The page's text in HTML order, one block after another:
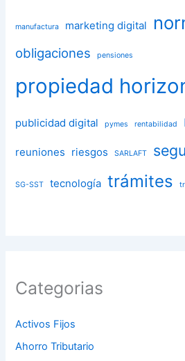
manufactura marketing digital
obligaciones pensiones
propiedad
publicidad digital pymes rentabilidad
reuniones riesgos SARLAFT
SG-SST tecnología trámites
Categorias
Activos Fijos
Ahorro Tributario